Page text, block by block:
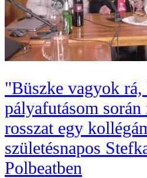
"Büszke vagyok
pályafutásom során
rosszat egy
születésnapos
Polbeatben